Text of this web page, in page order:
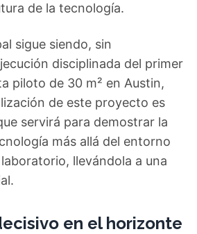
de la tecnología.
sigue siendo, sin
disciplinada del primer
piloto de 30 m² en Austin,
de este proyecto es
servirá para demostrar la
más allá del entorno
llevándola a una
en el horizonte